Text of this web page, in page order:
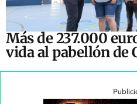
Más de 237.000
vida al pabellón de